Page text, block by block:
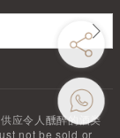
应令人醺醉的酒类
not be sold or